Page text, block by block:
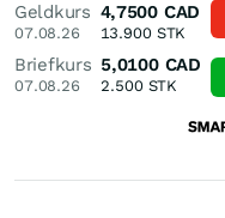
Geldkurs
07.08.26
4,7500 CAD
13.900STK
Briefkurs
07.08.26
5,0100 CAD
2.500STK